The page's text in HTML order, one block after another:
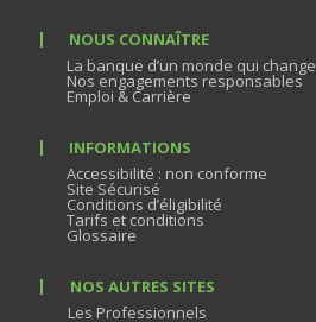
NOUS CONNAÎTRE
La banque d’un monde qui change
Nos engagements responsables
Emploi & Carrière
INFORMATIONS
Accessibilité : non conforme
Site Sécurisé
Conditions d’éligibilité
Tarifs et conditions
Glossaire
NOS AUTRES SITES
Les Professionnels